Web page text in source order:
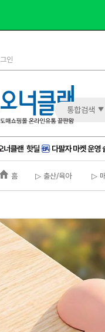
인
통합검색
홈 ▷ 출산/육아 ▷